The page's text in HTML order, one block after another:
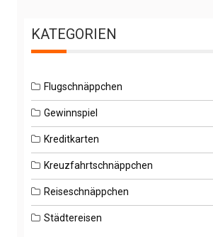
KATEGORIEN
Flugschnäppchen
Gewinnspiel
Kreditkarten
Kreuzfahrtschnäppchen
Reiseschnäppchen
Städtereisen